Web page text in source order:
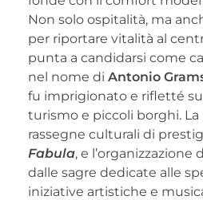
Non solo ospitalità, ma
per riportare vitalità al
punta a candidarsi come
nel nome di Antonio
fu imprigionato e rifletté
turismo e piccoli borghi. La
rassegne culturali di
Fabula, e
dalle sagre dedicate alle
iniziative artistiche e